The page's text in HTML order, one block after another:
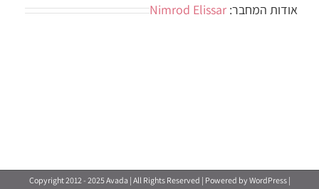
אודות המחבר: Nimrod Elissar
Copyright 2012 - 2025 Avada | All Rights Reserved | Powered byWordPress|